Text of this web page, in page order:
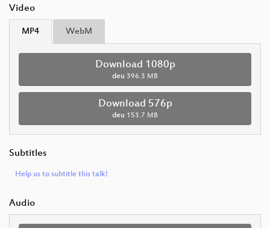
Video
MP4 WebM
Download 1080p
deu 396.3 MB
Download 576p
deu 153.7 MB
Subtitles
Help us to subtitle this talk!
Audio